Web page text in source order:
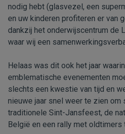
nodig hebt (glasvezel, een
en uw kinderen profiteren er van
dankzij het onderwijscentrum de
waar wij een
Helaas was dit ook het jaar
emblematische evenementen
slechts een kwestie van tijd en
nieuwe jaar snel weer te zien om
traditionele Sint-Jansfeest, de
België en een rally met oldtimers